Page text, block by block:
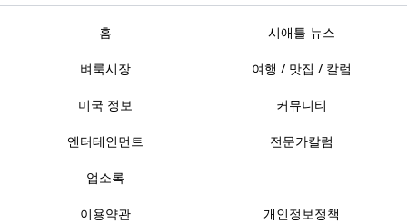
홈 시애틀 뉴스
벼룩시장 여행 / 맛집 / 칼럼
미국 정보 커뮤니티
엔터테인먼트 전문가칼럼
업소록
이용약관 개인정보정책